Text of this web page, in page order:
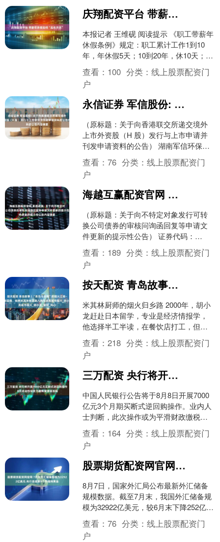
庆翔配资平台 带薪年休假如何“应休尽休”
本报记者 王维砚 阅读提示 《职工带薪年
休假条例》规定：职工累计工作1到10
年，年休假5天；10到20年，休10天；20
年以上，休15天。因工作需要不能安排
休假....
查看： 100 分类：线上股票配资门
户
永信证券 军信股份: 关于向香港联交所递交境外上市外资股（H 股）发行与上市申请并刊发申请资料的公告内容摘要
（原标题：关于向香港联交所递交境外
上市外资股（H 股）发行与上市申请并
刊发申请资料的公告） 湖南军信环保股
份有限公司（以下简称“公司”）已于2025
年8月13日....
查看：76 分类：线上股票配资门
户
海越互赢配资官网 星源卓镁: 关于向不特定对象发行可转换公司债券的审核问询函回复等申请文件更新的提示性公告内容摘要
（原标题：关于向不特定对象发行可转
换公司债券的审核问询函回复等申请文
件更新的提示性公告） 证券代码：
301398 证券简称：星源卓镁 公告编号：
2025-032....
查看： 189 分类：线上股票配资门
户
按天配资 青岛故事丨“青岛马东锡”的烟火江湖——“日漂”18年回青，他将米其林味道融入烧鸟点亮城市烟火_胡小龙_食材_鸡心
米其林厨师的烟火归乡路 2000年，胡小
龙赶赴日本留学，专业是经济情报学，
他选择半工半读，在餐饮店打工，但出
于对美食的强烈热爱，他毕业后拜师学
习留在了厨房，开始....
查看：218 分类：线上股票配资门
户
三万配资 央行将开展7000亿元买断式逆回购操作 8月流动性投放力度有望持续加码
中国人民银行公告将于8月8日开展7000
亿元3个月期买断式逆回购操作。业内人
士判断，此次操作或为平滑财政缴税高
峰和提前对冲季末流动性压力。预计央
行将继续通过逆回....
查看： 164 分类：线上股票配资门
户
股票期货配资网官网 7月末外汇储备规模为32922亿美元 央行连续第9个月增持黄金
8月7日，国家外汇局公布最新外汇储备
规模数据。截至7月末，我国外汇储备规
模为32922亿美元，较6月末下降252亿美
元，降幅为0.76%。 另据中国人民银行
披露....
查看：76 分类：线上股票配资门
户